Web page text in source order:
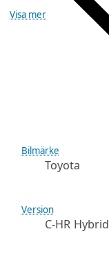
Visa mer
Bilmärke
Toyota
Version
C-HR Hybrid